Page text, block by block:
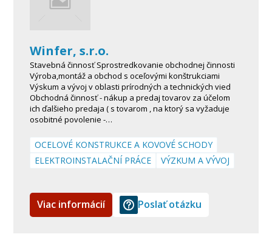
Winfer, s.r.o.
Stavebná činnosť Sprostredkovanie obchodnej činnosti
Výroba,montáž a obchod s oceľovými konštrukciami
Výskum a vývoj v oblasti prírodných a technických vied
Obchodná činnosť - nákup a predaj tovarov za účelom
ich ďalšieho predaja ( s tovarom , na ktorý sa vyžaduje
osobitné povolenie -…
OCELOVÉ KONSTRUKCE A KOVOVÉ SCHODY
ELEKTROINSTALAČNÍ PRÁCE
VÝZKUM A VÝVOJ
Viac informácií Poslať otázku